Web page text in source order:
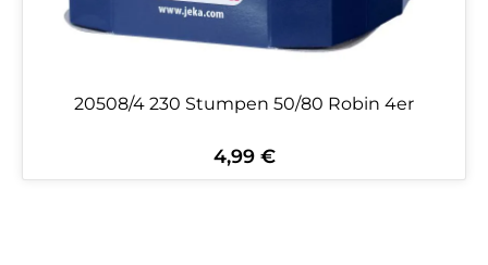
20508/4 230 Stumpen 50/80 Robin 4er
Regulärer Preis:
4,99 €